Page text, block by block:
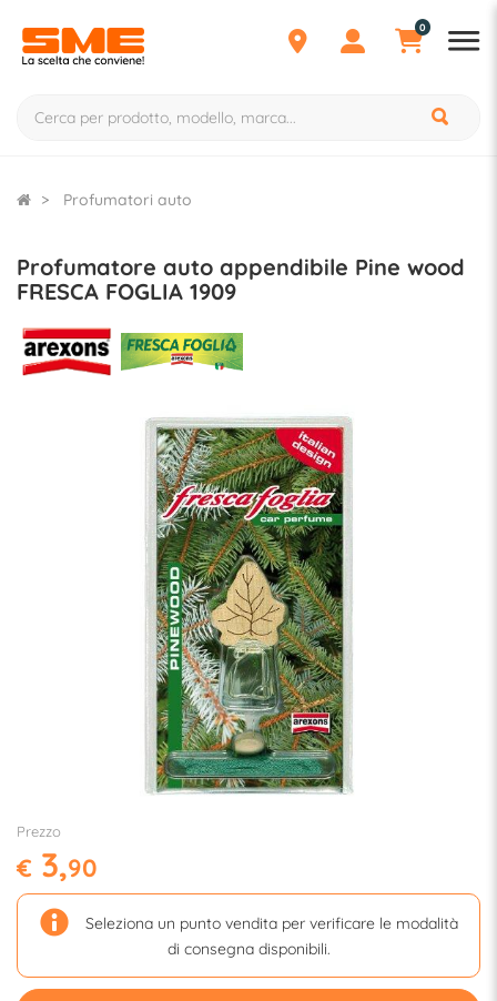
0
Profumatori auto
Profumatore auto appendibile Pine wood
FRESCA FOGLIA 1909
Prezzo
€ 3,90
Seleziona un punto vendita per verificare le modalità
di consegna disponibili.